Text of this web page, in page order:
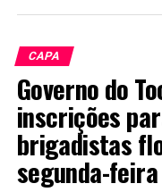
CAPA
Governo do
inscrições
brigadistas
segunda-feira